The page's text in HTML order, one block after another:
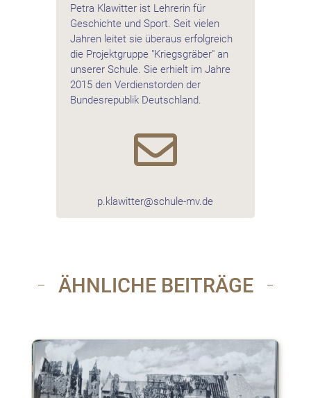
Petra Klawitter ist Lehrerin für
Geschichte und Sport. Seit vielen
Jahren leitet sie überaus erfolgreich
die Projektgruppe "Kriegsgräber" an
unserer Schule. Sie erhielt im Jahre
2015 den Verdienstorden der
Bundesrepublik Deutschland.

p.klawitter@schule-mv.de
ÄHNLICHE BEITRÄGE